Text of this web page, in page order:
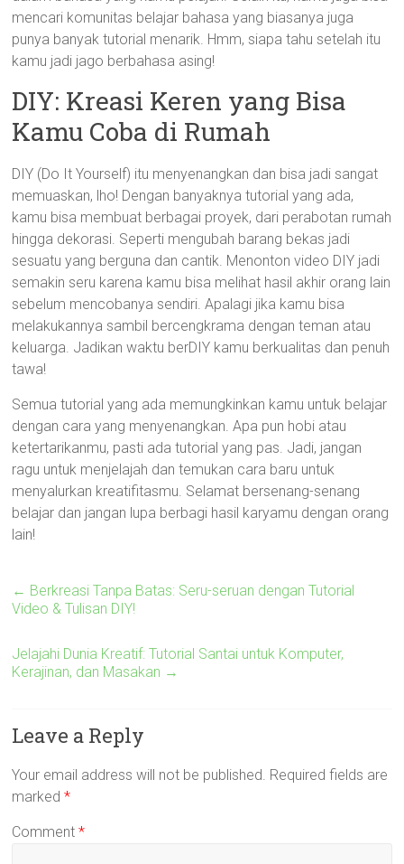
mencari komunitas belajar bahasa yang biasanya juga
punya banyak tutorial menarik. Hmm, siapa tahu setelah itu
kamu jadi jago berbahasa asing!
DIY: Kreasi Keren yang Bisa
Kamu Coba di Rumah
DIY (Do It Yourself) itu menyenangkan dan bisa jadi sangat
memuaskan, lho! Dengan banyaknya tutorial yang ada,
kamu bisa membuat berbagai proyek, dari perabotan rumah
hingga dekorasi. Seperti mengubah barang bekas jadi
sesuatu yang berguna dan cantik. Menonton video DIY jadi
semakin seru karena kamu bisa melihat hasil akhir orang lain
sebelum mencobanya sendiri. Apalagi jika kamu bisa
melakukannya sambil bercengkrama dengan teman atau
keluarga. Jadikan waktu berDIY kamu berkualitas dan penuh
tawa!
Semua tutorial yang ada memungkinkan kamu untuk belajar
dengan cara yang menyenangkan. Apa pun hobi atau
ketertarikanmu, pasti ada tutorial yang pas. Jadi, jangan
ragu untuk menjelajah dan temukan cara baru untuk
menyalurkan kreatifitasmu. Selamat bersenang-senang
belajar dan jangan lupa berbagi hasil karyamu dengan orang
lain!
← Berkreasi Tanpa Batas: Seru-seruan dengan Tutorial
Video & Tulisan DIY!
Jelajahi Dunia Kreatif: Tutorial Santai untuk Komputer,
Kerajinan, dan Masakan →
Leave a Reply
Your email address will not be published. Required fields are
marked*
Comment*